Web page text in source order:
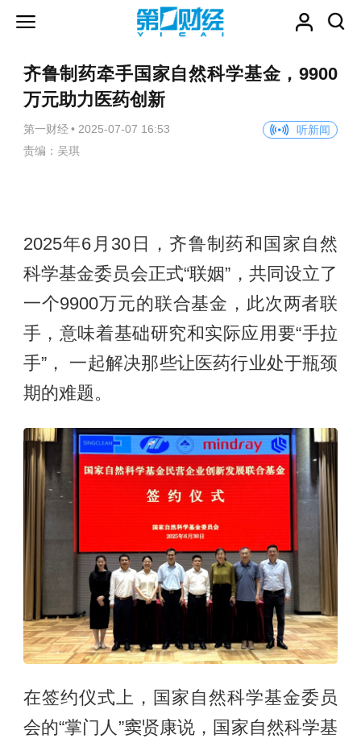
齐鲁制药牵手国家自然科学基金，9900
万元助力医药创新
第一财经 • 2025-07-07 16:53
听新闻
责编：吴琪
2025年6月30日，齐鲁制药和国家自然
科学基金委员会正式“联姻”，共同设立了
一个9900万元的联合基金，此次两者联
手，意味着基础研究和实际应用要“手拉
手”， 一起解决那些让医药行业处于瓶颈
期的难题。
在签约仪式上，国家自然科学基金委员
会的“掌门人”窦贤康说，国家自然科学基